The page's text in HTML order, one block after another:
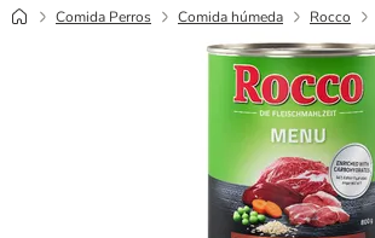
Comida Perros Comida húmeda Rocco